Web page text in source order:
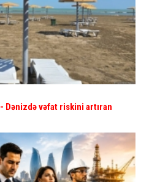
- Dənizdə vəfat riskini artıran